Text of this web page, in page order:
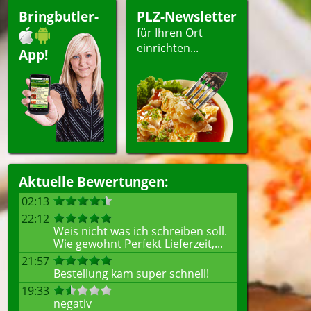
Bringbutler-
App!
PLZ-Newsletter
für Ihren Ort
einrichten...
Aktuelle Bewertungen:
02:13
22:12
Weis nicht was ich schreiben soll.
Wie gewohnt Perfekt Lieferzeit,...
21:57
Bestellung kam super schnell!
19:33
negativ